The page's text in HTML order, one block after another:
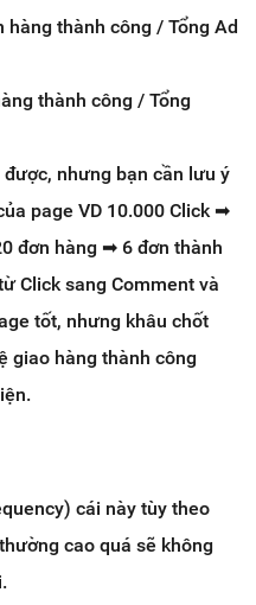
hàng thành công / Tổng Ad
thành công / Tổng
nhưng bạn cần lưu ý
page VD 10.000 Click ➡
đơn hàng ➡ 6 đơn thành
Click sang Comment và
tốt, nhưng khâu chốt
giao hàng thành công
cái này tùy theo
cao quá sẽ không